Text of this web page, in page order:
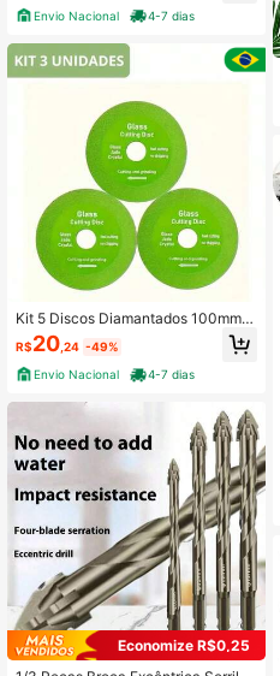
Envio Nacional
4-7 dias
Kit 5 Discos Diamantados 100mm x
20mm p/ Cortar Vidro Espelho Cerâ
mica Porcelanato
R$20 ,24 -49%
Envio Nacional
4-7 dias
Economize R$0,25
#1 Mais Vendido
em Multicolorido Brocas